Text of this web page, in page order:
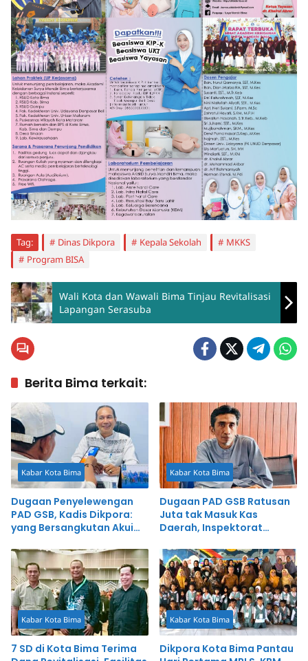
Tag: Dinas Dikpora Kepala Sekolah
MKKS
Program BISA
Wali Kota dan Wawali Bima Tinjau Revitalisasi
Lapangan Serasuba
Berita Bima terkait:
Kabar Kota Bima
Dugaan Penyelewengan
PAD GSB, Kadis Dikpora:
yang Bersangkutan Akui
Mengembalikan Uang
Kabar Kota Bima
Dugaan PAD GSB Ratusan
Juta tak Masuk Kas
Daerah, Inspektorat
Kabar Kota Bima
7 SD di Kota Bima Terima
Kabar Kota Bima
Dikpora Kota Bima Pantau